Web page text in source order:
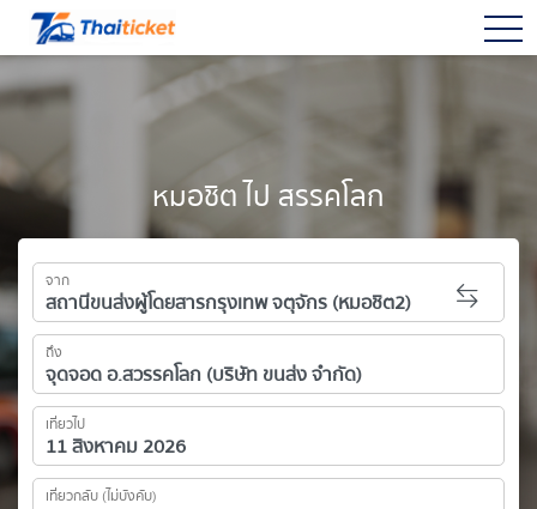
หมอชิต ไป สรรคโลก
จาก
ถึง
เที่ยวไป
เที่ยวกลับ (ไม่บังคับ)